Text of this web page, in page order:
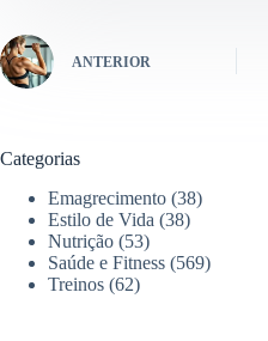
ANTERIOR
Categorias
Emagrecimento (38)
Estilo de Vida (38)
Nutrição (53)
Saúde e Fitness (569)
Treinos (62)